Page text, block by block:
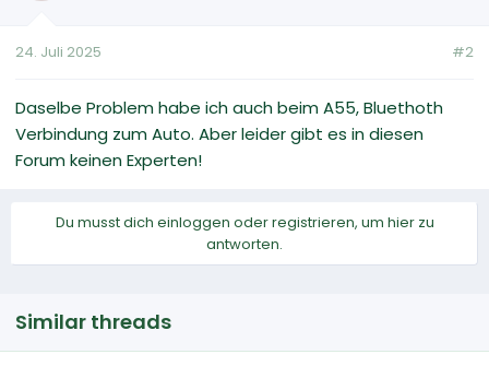
24. Juli 2025 #2
Daselbe Problem habe ich auch beim A55, Bluethoth
Verbindung zum Auto. Aber leider gibt es in diesen
Forum keinen Experten!
Du musst dich einloggen oder registrieren, um hier zu
antworten.
Similar threads